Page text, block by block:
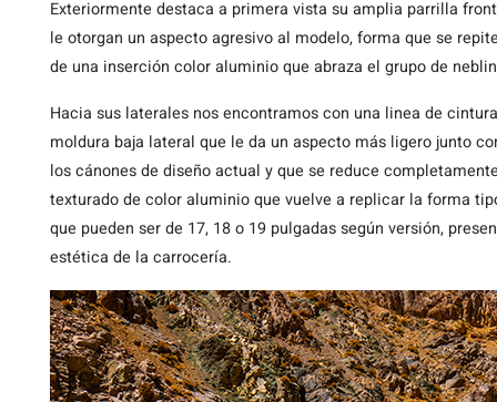
Exteriormente destaca a primera vista su amplia parrilla
le otorgan un aspecto agresivo al modelo, forma que se
de una inserción color aluminio que abraza el grupo de
Hacia sus laterales nos encontramos con una linea de
moldura baja lateral que le da un aspecto más ligero junto
los cánones de diseño actual y que se reduce
texturado de color aluminio que vuelve a replicar la forma
que pueden ser de 17, 18 o 19 pulgadas según versión,
estética de la carrocería.